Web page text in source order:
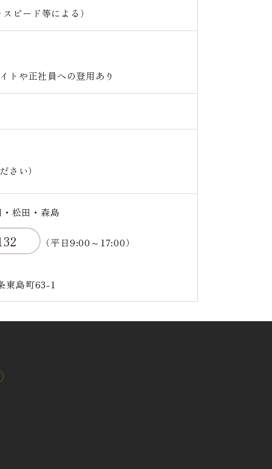
ピード等による）
トや正社員への登用あり
さい）
松田・森島
（平日9:00～17:00）
東島町63-1